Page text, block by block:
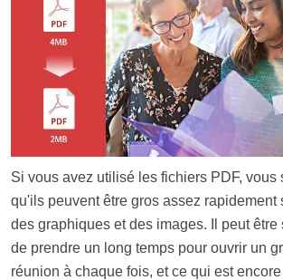
Si vous avez utilisé les fichiers PDF, vous
qu'ils peuvent être gros assez rapidement
des graphiques et des images. Il peut être
de prendre un long temps pour ouvrir un
réunion à chaque fois, et ce qui est